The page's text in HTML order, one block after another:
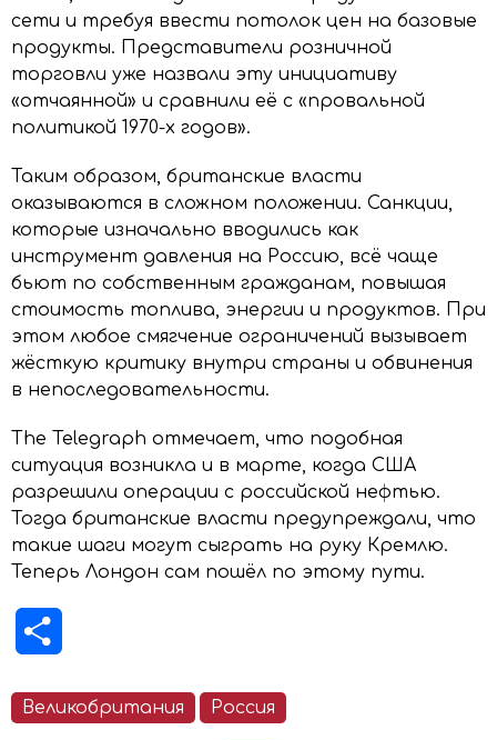
сети и требуя ввести потолок цен на базовые
продукты. Представители розничной
торговли уже назвали эту инициативу
«отчаянной» и сравнили её с «провальной
политикой 1970-х годов».
Таким образом, британские власти
оказываются в сложном положении. Санкции,
которые изначально вводились как
инструмент давления на Россию, всё чаще
бьют по собственным гражданам, повышая
стоимость топлива, энергии и продуктов. При
этом любое смягчение ограничений вызывает
жёсткую критику внутри страны и обвинения
в непоследовательности.
The Telegraph отмечает, что подобная
ситуация возникла и в марте, когда США
разрешили операции с российской нефтью.
Тогда британские власти предупреждали, что
такие шаги могут сыграть на руку Кремлю.
Теперь Лондон сам пошёл по этому пути.
Великобритания Россия